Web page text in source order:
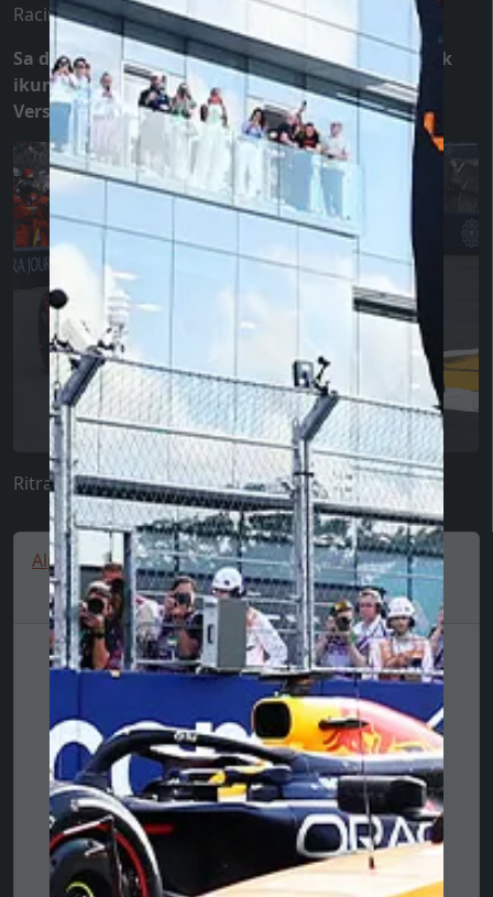
Racing.
Sa dakinhar, nistgħu nsibu spekulazzjonijiet, jekk
ikunx hemm “aċċident” mhux intenzjonat ta'
Verstappen, jew forsi difett tekniku?
Ritratt: AutoGear
Alpine cap, POP, New Era, 9FORTY, blue